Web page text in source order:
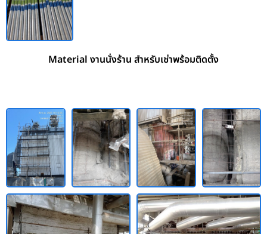
Material งานนั่งร้าน สำหรับเช่าพร้อมติดตั้ง